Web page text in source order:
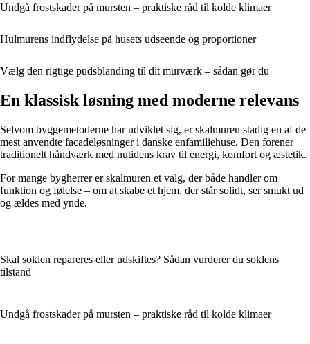
Undgå frostskader på mursten – praktiske råd til kolde klimaer
Hulmurens indflydelse på husets udseende og proportioner
Vælg den rigtige pudsblanding til dit murværk – sådan gør du
En klassisk løsning med moderne relevans
Selvom byggemetoderne har udviklet sig, er skalmuren stadig en af de
mest anvendte facadeløsninger i danske enfamiliehuse. Den forener
traditionelt håndværk med nutidens krav til energi, komfort og æstetik.
For mange bygherrer er skalmuren et valg, der både handler om
funktion og følelse – om at skabe et hjem, der står solidt, ser smukt ud
og ældes med ynde.
Skal soklen repareres eller udskiftes? Sådan vurderer du soklens
tilstand
Undgå frostskader på mursten – praktiske råd til kolde klimaer